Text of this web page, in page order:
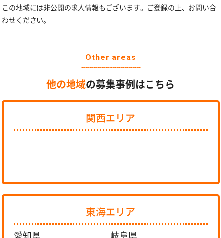
この地域には非公開の求人情報もございます。ご登録の上、お問い合
わせください。
Other areas
他の地域の募集事例はこちら
関西エリア
東海エリア
愛知県
岐阜県